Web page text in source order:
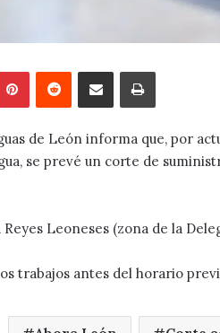
PinterestReddit Compartir por correo electrónicoImprimir
de León informa que, por
se prevé un corte de
Leoneses (zona de la
trabajos antes del horario